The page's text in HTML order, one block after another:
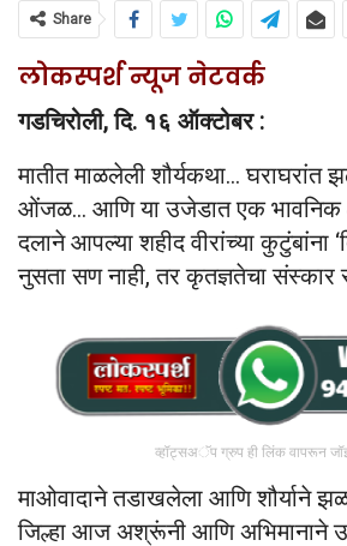
Share
लोकस्पर्श न्यूज नेटवर्क
गडचिरोली, दि. १६ ऑक्टोबर :
मातीत माळलेली शौर्यकथा… घराघरांत
ओंजळ… आणि या उजेडात एक भावनिक
दलाने आपल्या शहीद वीरांच्या कुटुंबांना
नुसता सण नाही, तर कृतज्ञतेचा संस्कार
व्हॉट्सअॅप ग्रुप ही लिंक वापरून
माओवादाने तडाखलेला आणि शौर्याने
जिल्हा आज अश्रूंनी आणि अभिमानाने